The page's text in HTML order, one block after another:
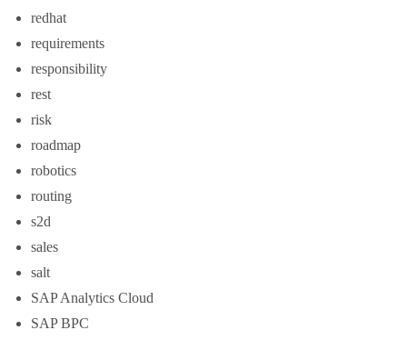
redhat
requirements
responsibility
rest
risk
roadmap
robotics
routing
s2d
sales
salt
SAP Analytics Cloud
SAP BPC